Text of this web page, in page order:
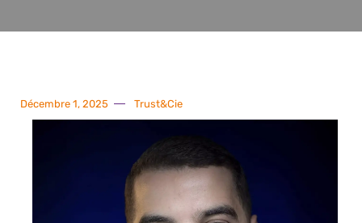
Décembre 1, 2025 Trust&Cie